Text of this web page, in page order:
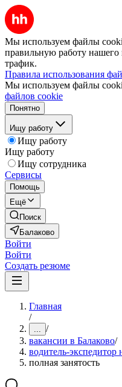
Мы используем файлы
правильную работу нашего
трафик.
Правила использования
Мы используем файлы
файлов cookie
Понятно
Ищу работу
Ищу работу
Ищу работу
Ищу сотрудника
Сервисы
Помощь
Ещё
Поиск
Балаково
Войти
Войти
Создать резюме
Главная
/
... /
вакансии в Балаково/
водитель-экспедитор
полная занятость